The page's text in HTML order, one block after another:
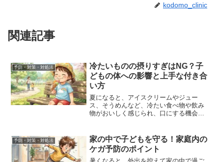
kodomo_clinic
関連記事
予防・対策・対処法
冷たいものの摂りすぎはNG？子
どもの体への影響と上手な付き合
い方
夏になると、アイスクリームやジュー
ス、そうめんなど、冷たい食べ物や飲み
物がおいしく感じられ、口にする機会も
「お腹をこわしたりしないの？」と心配
になる保護者の方も多いので...
予防・対策・対処法
家の中で子どもを守る！家庭内の
ケガ予防のポイント